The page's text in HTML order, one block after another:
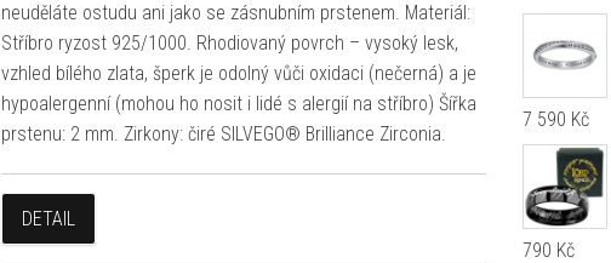
neuděláte ostudu ani jako se zásnubním prstenem. Materiál:
Stříbro ryzost 925/1000. Rhodiovaný povrch – vysoký lesk,
vzhled bílého zlata, šperk je odolný vůči oxidaci (nečerná) a je
hypoalergenní (mohou ho nosit i lidé s alergií na stříbro) Šířka
prstenu: 2 mm. Zirkony: čiré SILVEGO® Brilliance Zirconia.
DETAIL
7 590 Kč
790 Kč